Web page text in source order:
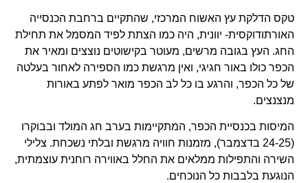
טקס הדלקת עץ האשוח המרכזי, שהתקיים ברחבת הכנסייה
האורתודוקסית- יוונית, היה כמו הצתת לפיד המסמל את תחילת
החג. העץ בגובה מרשים, מעוטר בקישוטים נוצצים ומאיר את
הכפר כולו באור חגיגי, ואין מרגשת כמו הספירה לאחור בעלטה
של כל הכפר, והרגע בו כל לב הכפר מואר לפתע באורות
מנצנצים.
המיסות בכנסיית הכפר, המתקיימות בערב חג המולד ובבוקרו
(24-25 בדצמבר), מזמנות חוויה מרגשת ובלתי נשכחת. צלילי
השירה והתפילות ממלאים את החלל באווירה רוחנית עוצמתית,
הנוגעת בלבבות כל הנוכחים.